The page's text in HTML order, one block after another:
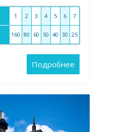
1 2 3 4 5 6
7
160 80 60 50 40 30 25
Подробнее